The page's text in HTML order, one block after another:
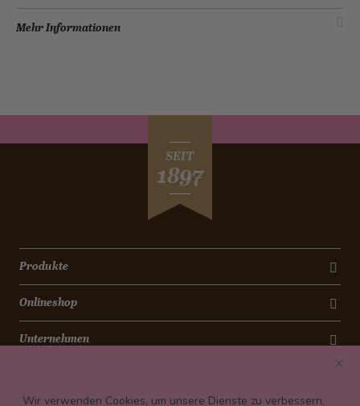
Mehr Informationen
SEIT
1897
Produkte
Onlineshop
Unternehmen
Wir verwenden Cookies, um unsere Dienste zu verbessern,